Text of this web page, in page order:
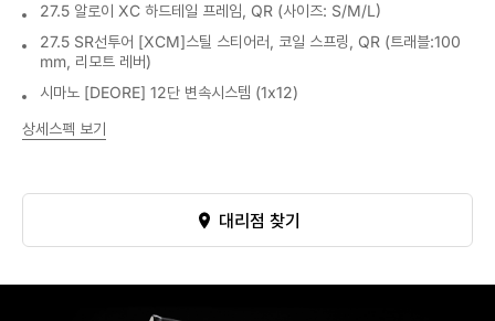
27.5 알로이 XC 하드테일 프레임, QR (사이즈: S/M/L)
27.5 SR선투어 [XCM]스틸 스티어러, 코일 스프링, QR (트래블:100
mm, 리모트 레버)
시마노 [DEORE] 12단 변속시스템 (1x12)
상세스펙 보기
대리점 찾기